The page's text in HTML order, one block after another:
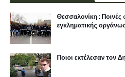
Θεσσαλονίκη : Ποινές
εγκληματικής
Ποιοι εκτέλεσαν τον